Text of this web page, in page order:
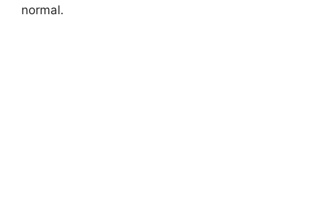
normal.